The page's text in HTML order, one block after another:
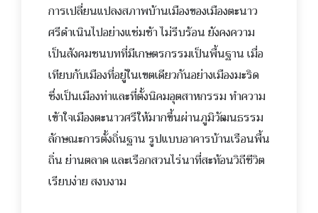
การเปลี่ยนแปลงสภาพบ้านเมืองของเมืองตะนาว
ศรีดำเนินไปอย่างแช่มช้า ไม่รีบร้อน ยังคงความ
เป็นสังคมชนบทที่มีเกษตรกรรมเป็นพื้นฐาน เมื่อ
เทียบกับเมืองที่อยู่ในเขตเดียวกันอย่างเมืองมะริด
ซึ่งเป็นเมืองท่าและที่ตั้งนิคมอุตสาหกรรม ทำความ
เข้าใจเมืองตะนาวศรีให้มากขึ้นผ่านภูมิวัฒนธรรม
ลักษณะการตั้งถิ่นฐาน รูปแบบอาคารบ้านเรือนพื้น
ถิ่น ย่านตลาด และเรือกสวนไร่นาที่สะท้อนวิถีชีวิต
เรียบง่าย สงบงาม